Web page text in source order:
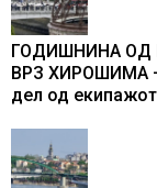
ГОДИШНИНА ОД
ВРЗ ХИРОШИМА
дел од екипажот
промени текот